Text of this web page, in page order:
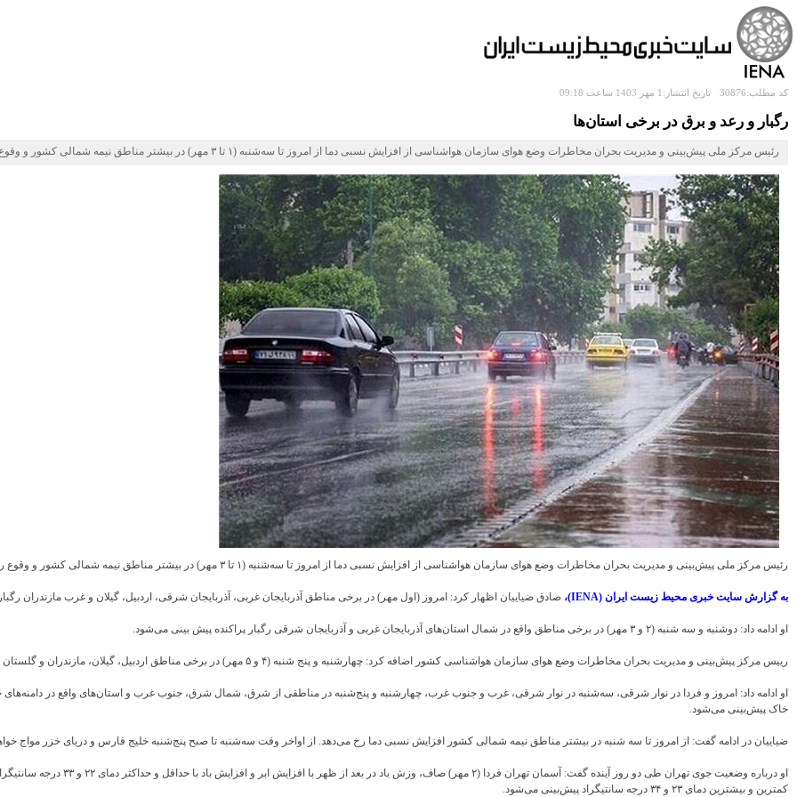
کد مطلب:30876 تاریخ انتشار:1 مهر 1403 ساعت 09:18
رگبار و رعد و برق در برخی استان‌ها
رئیس مرکز ملی پیش‌بینی و مدیریت بحران مخاطرات وضع هوای سازمان هواشناسی از افزایش نسبی دما از امروز تا سه‌شنبه (۱ تا ۳ مهر) در بیشتر مناطق نیمه شمالی کشور و وقوع رگبار و رعد و برق در برخی استان‌ها خبر داد.
رئیس مرکز ملی پیش‌بینی و مدیریت بحران مخاطرات وضع هوای سازمان هواشناسی از افزایش نسبی دما از امروز تا سه‌شنبه (۱ تا ۳ مهر) در بیشتر مناطق نیمه شمالی کشور و وقوع رگبار و رعد و برق در برخی استان‌ها خبر داد.
به گزارش سایت خبری محیط زیست ایران (IENA)، صادق ضیاییان اظهار کرد: امروز (اول مهر) در برخی مناطق آذربایجان غربی، آذربایجان شرقی، اردبیل، گیلان و غرب مازندران
او ادامه داد: دوشنبه و سه شنبه (۲ و ۳ مهر) در برخی مناطق واقع در شمال استان‌های آذربایجان غربی و آذربایجان شرقی رگبار پراکنده پیش بینی می‌شود.
رییس مرکز پیش‌بینی و مدیریت بحران مخاطرات وضع هوای سازمان هواشناسی کشور اضافه کرد: چهارشنبه و پنج شنبه (۴ و ۵ مهر) در برخی مناطق اردبیل، گیلان، مازندران و گلستان رگبار باران، گاهی رعد و برق و وزش باد رخ می‌دهد.
او ادامه داد: امروز و فردا در نوار شرقی، سه‌شنبه در نوار شرقی، غرب و جنوب غرب، چهارشنبه و پنج‌شنبه در مناطقی از شرق، شمال شرق، جنوب غرب و استان‌های واقع در
خاک پیش‌بینی می‌شود.
ضیاییان در ادامه گفت: از امروز تا سه شنبه در بیشتر مناطق نیمه شمالی کشور افزایش نسبی دما رخ می‌دهد. از اواخر وقت سه‌شنبه تا صبح پنج‌شنبه خلیج فارس و دریای خزر مواج
کمترین و بیشترین دمای ۲۳ و ۳۴ درجه سانتیگراد پیش‌بینی می‌شود.